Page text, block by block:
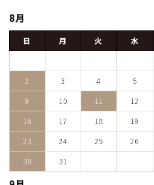
8月
日 月 火 水
2
3 4 5
9
10 11 12
16
17 18 19
23
24 25 26
30
31